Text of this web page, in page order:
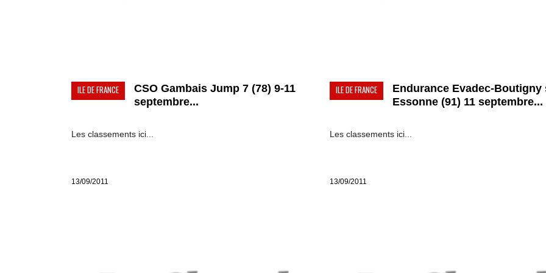
ILE DE FRANCE
CSO Gambais Jump 7 (78) 9-11
septembre...
Les classements ici...
13/09/2011
ILE DE FRANCE
Endurance Evadec-Boutigny
Essonne (91) 11 septembre...
Les classements ici...
13/09/2011